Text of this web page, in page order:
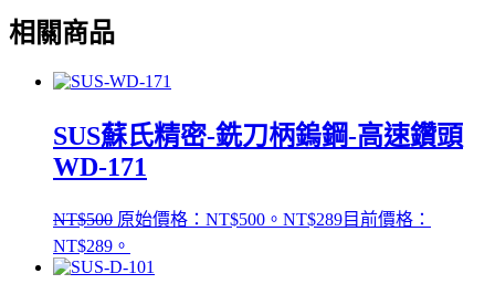
相關商品
SUS蘇氏精密-銑刀柄鎢鋼-高速鑽頭
WD-171
NT$500 原始價格：NT$500。 NT$289目前價格：
NT$289。